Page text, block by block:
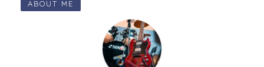
ABOUT ME